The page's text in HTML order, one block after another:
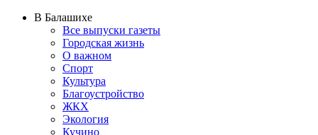
В Балашихе
Все выпуски газеты
Городская жизнь
О важном
Спорт
Культура
Благоустройство
ЖКХ
Экология
Кучино